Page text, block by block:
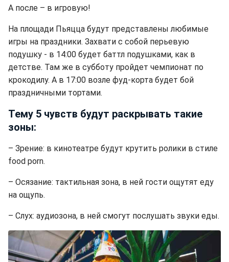
А после – в игровую!
На площади Пьяцца будут представлены любимые
игры на праздники. Захвати с собой перьевую
подушку - в 14:00 будет баттл подушками, как в
детстве. Там же в субботу пройдет чемпионат по
крокодилу. А в 17:00 возле фуд-корта будет бой
праздничными тортами.
Тему 5 чувств будут раскрывать такие
зоны:
– Зрение: в кинотеатре будут крутить ролики в стиле
food porn.
– Осязание: тактильная зона, в ней гости ощутят еду
на ощупь.
– Слух: аудиозона, в ней смогут послушать звуки еды.